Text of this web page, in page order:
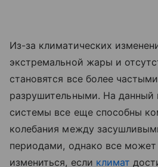
Из-за климатических
экстремальной жары и
становятся все более
разрушительными. На
системы все еще способны
колебания между
периодами, однако все может
измениться, если климат